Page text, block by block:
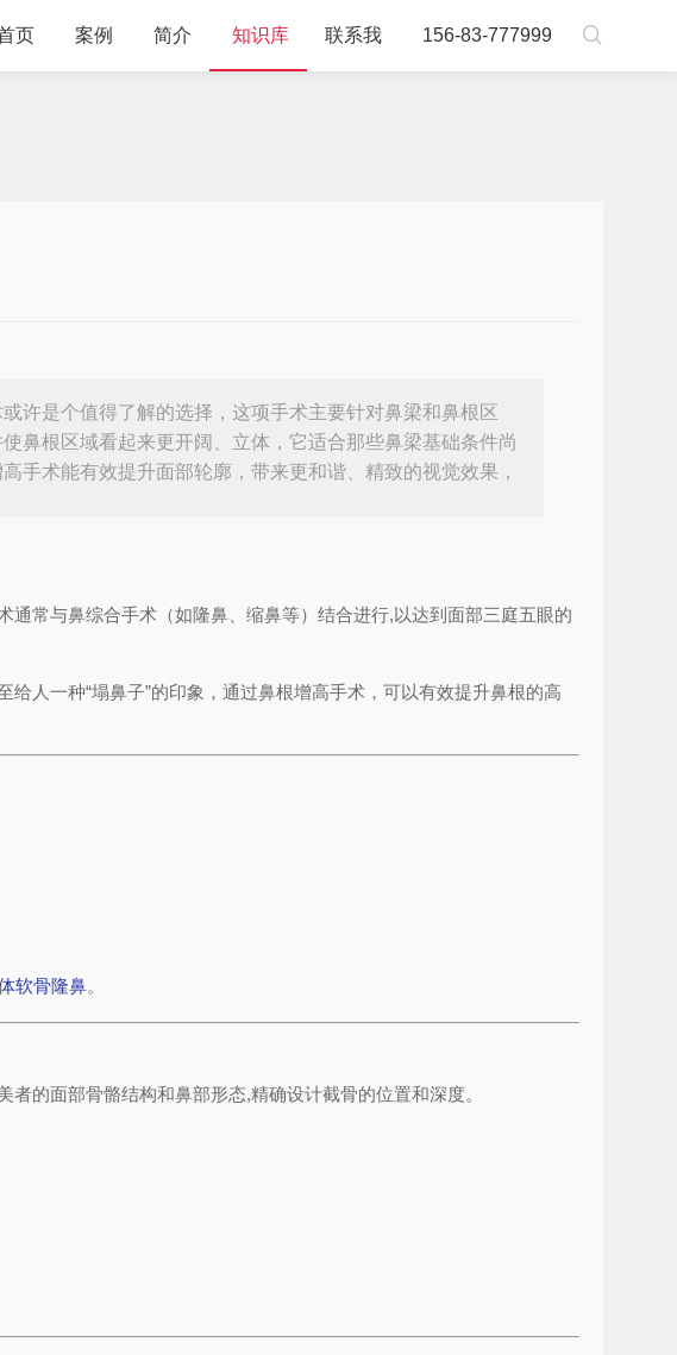
页 案例 简介 知识库 联系我 156-83-777999 
许是个值得了解的选择，这项手术主要针对鼻梁和鼻根区
鼻根区域看起来更开阔、立体，它适合那些鼻梁基础条件尚
手术能有效提升面部轮廓，带来更和谐、精致的视觉效果，
常与鼻综合手术（如隆鼻、缩鼻等）结合进行,以达到面部三庭五眼的
人一种“塌鼻子”的印象，通过鼻根增高手术，可以有效提升鼻根的高
软骨隆鼻。
的面部骨骼结构和鼻部形态,精确设计截骨的位置和深度。